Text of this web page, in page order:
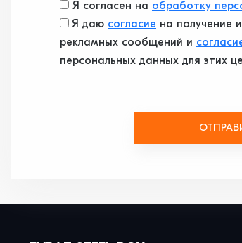
Я согласен на обработку
Я даю согласие на получение
рекламных сообщений и
персональных данных для этих